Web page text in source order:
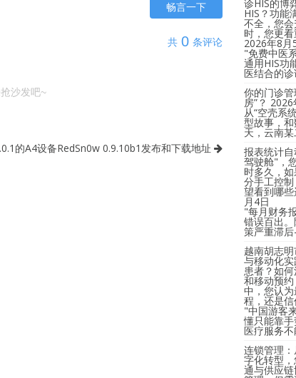
畅言一下
共 0 条评论
沙发吧~
的A4设备RedSn0w 0.9.10b1发布和下载地址
诊HIS的博
HIS？功能
不全，您
时，您更
2026年8月
"免费中医
通用HIS
医结合的
你的门诊管
房”？ 2026
从“空壳系
型故事，
天，云南
报表统计
驾驶舱"，
时多久，
分手工控
望看到哪
月4日
"每月财务
错误百出
策严重滞
越南胡志
与移动化
患者？如
和移动预
中，您认
程，还是
"中国游客
懂只能靠
医疗服务
连锁管理
字化转型
通与供应